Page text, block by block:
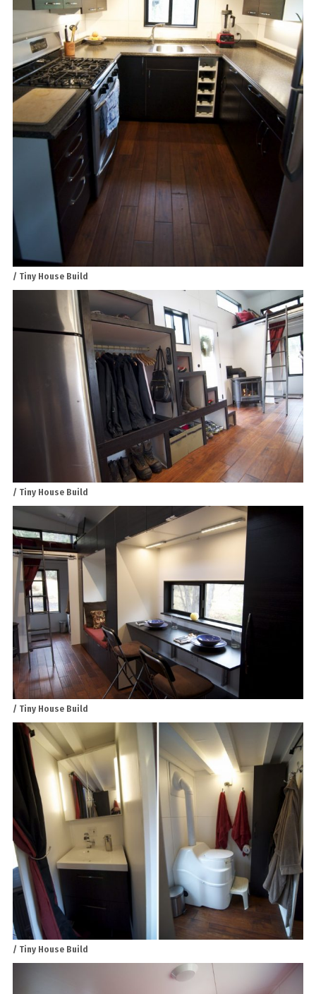
/ Tiny House Build
/ Tiny House Build
/ Tiny House Build
/ Tiny House Build